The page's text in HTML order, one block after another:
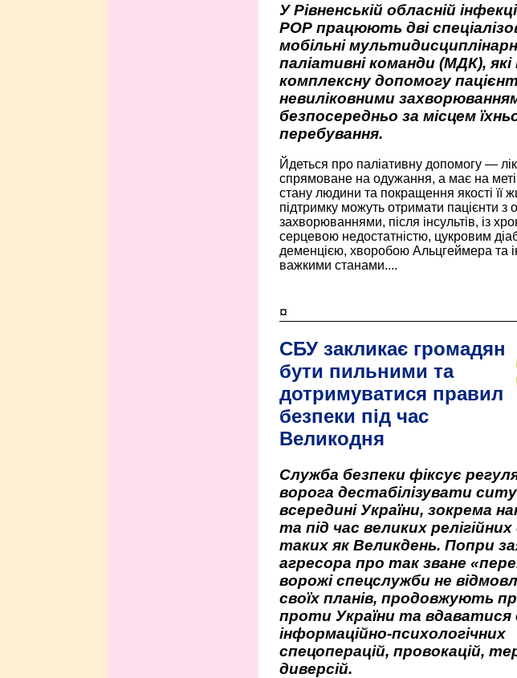
У Рівненській обласній
РОР працюють дві
мобільні
паліативні команди (МДК),
комплексну допомогу
невиліковними
безпосередньо за місцем
перебування.
Йдеться про паліативну допомогу —
спрямоване на одужання, а має на
стану людини та покращення якості її
підтримку можуть отримати пацієнти з
захворюваннями, після інсультів, із
серцевою недостатністю, цукровим
деменцією, хворобою Альцгеймера та
важкими станами....
¤
СБУ закликає громадян
бути пильними та
дотримуватися правил
безпеки під час
Великодня
Служба безпеки фіксує
ворога дестабілізувати
всередині України, зокрема
та під час великих
таких як Великдень. Попри
агресора про так зване
ворожі спецслужби не
своїх планів, продовжують
проти України та вдаватися
інформаційно-психологічних
спецоперацій, провокацій,
диверсій.